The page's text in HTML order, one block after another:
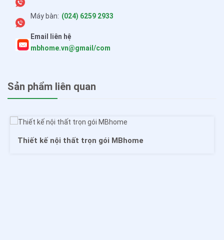
Máy bàn: (024) 6259 2933
Email liên hệ
mbhome.vn@gmail/com
Sản phẩm liên quan
mang may mắn bình an tới ngôi nhà của
Thiết kế nội thất trọn gói MBhome